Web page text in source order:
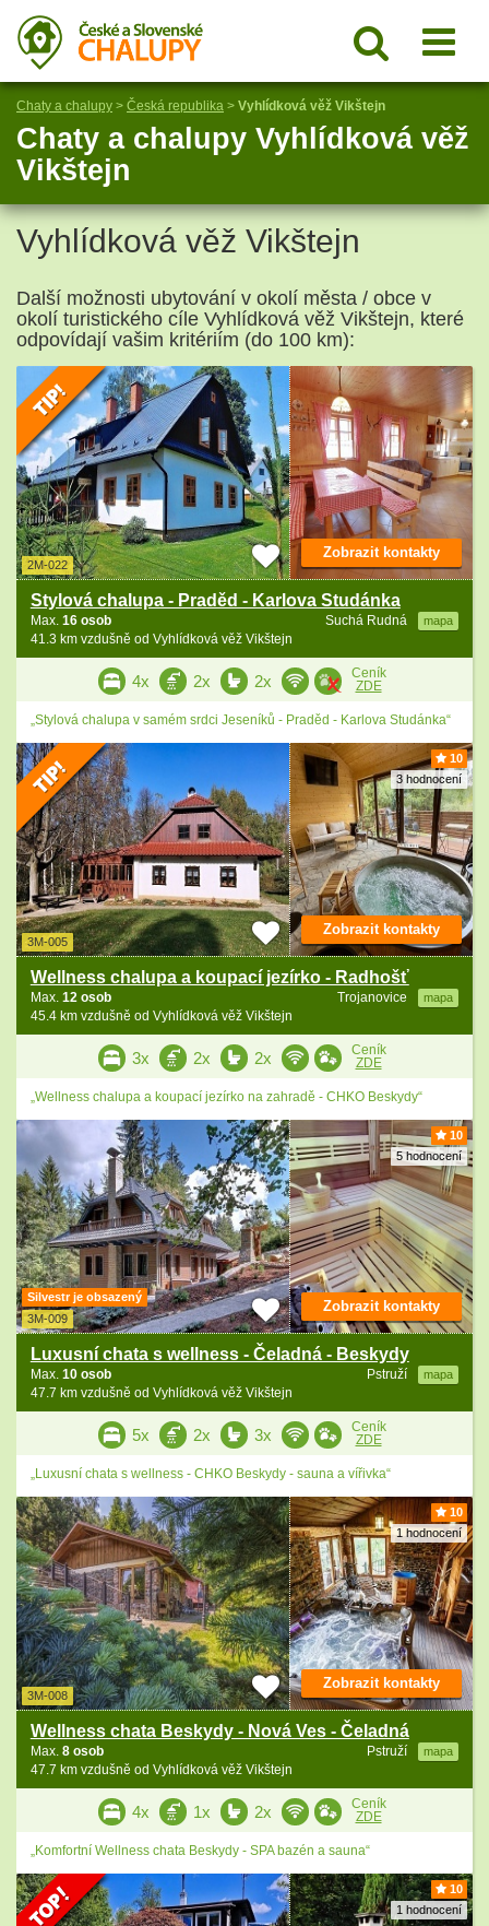
Chaty a chalupy > Česká republika > Vyhlídková věž Vikštejn
Chaty a chalupy Vyhlídková věž
Vikštejn
Vyhlídková věž Vikštejn
Další možnosti ubytování v okolí města / obce v
okolí turistického cíle Vyhlídková věž Vikštejn, které
odpovídají vašim kritériím (do 100 km):
2M-022
Stylová chalupa - Praděd - Karlova Studánka
Suchá Rudná mapa
Max. 16 osob
41.3 km vzdušně od Vyhlídková věž Vikštejn
Zobrazit kontakty
4x 2x 2x
Ceník
ZDE
„Stylová chalupa v samém srdci Jeseníků - Praděd - Karlova Studánka“
10
3 hodnocení
3M-005
Wellness chalupa a koupací jezírko - Radhošť
Trojanovice mapa
Max. 12 osob
45.4 km vzdušně od Vyhlídková věž Vikštejn
Zobrazit kontakty
3x 2x 2x
Ceník
ZDE
„Wellness chalupa a koupací jezírko na zahradě - CHKO Beskydy“
10
5 hodnocení
Silvestr je obsazený
3M-009
Luxusní chata s wellness - Čeladná - Beskydy
Pstruží mapa
Max. 10 osob
47.7 km vzdušně od Vyhlídková věž Vikštejn
Zobrazit kontakty
5x 2x 3x
Ceník
ZDE
„Luxusní chata s wellness - CHKO Beskydy - sauna a vířivka“
10
1 hodnocení
3M-008
Wellness chata Beskydy - Nová Ves - Čeladná
Pstruží mapa
Max. 8 osob
47.7 km vzdušně od Vyhlídková věž Vikštejn
Zobrazit kontakty
4x 1x 2x
Ceník
ZDE
„Komfortní Wellness chata Beskydy - SPA bazén a sauna“
10
1 hodnocení